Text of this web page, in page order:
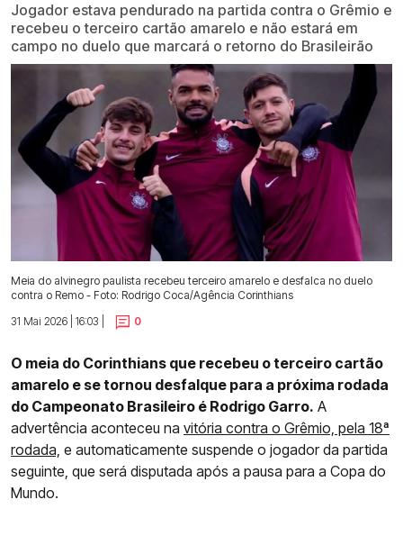
Jogador estava pendurado na partida contra o Grêmio e
recebeu o terceiro cartão amarelo e não estará em
campo no duelo que marcará o retorno do Brasileirão
Meia do alvinegro paulista recebeu terceiro amarelo e desfalca no duelo
contra o Remo - Foto: Rodrigo Coca/Agência Corinthians
31 Mai 2026 | 16:03 |
0
O meia do Corinthians que recebeu o terceiro cartão
amarelo e se tornou desfalque para a próxima rodada
do Campeonato Brasileiro é Rodrigo Garro. A
advertência aconteceu na vitória contra o Grêmio, pela 18ª
rodada, e automaticamente suspende o jogador da partida
seguinte, que será disputada após a pausa para a Copa do
Mundo.